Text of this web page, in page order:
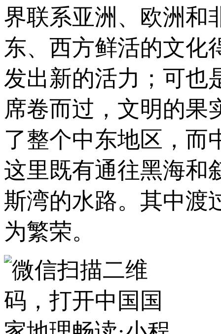
界联系亚洲、欧洲和
东、西方鲜活的文化
发出新的活力；可也
席卷而过，文明的果
了整个中东地区，而
这里既有通往黑海和
斯湾的水路。其中渡
为繁荣。